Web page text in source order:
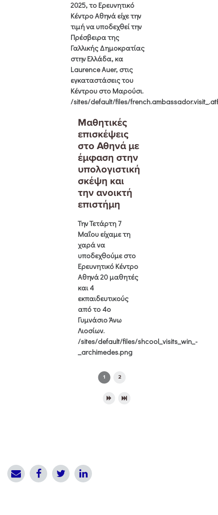
2025, το Ερευνητικό
Κέντρο Αθηνά είχε την
τιμή να υποδεχθεί την
Πρέσβειρα της
Γαλλικής Δημοκρατίας
στην Ελλάδα, κα
Laurence Auer, στις
εγκαταστάσεις του
Κέντρου στο Μαρούσι.
/sites/default/files/
Μαθητικές
επισκέψεις
στο Αθηνά με
έμφαση στην
υπολογιστική
σκέψη και
την ανοικτή
επιστήμη
ΤηνΤετάρτη 7
Μαΐου είχαμε τη
χαρά να
υποδεχθούμε στο
Ερευνητικό Κέντρο
Αθηνά20 μαθητές
και 4
εκπαιδευτικούς
από το 4ο
Γυμνάσιο Άνω
Λιοσίων.
/sites/default/files/shcool_visits_win_-
_archimedes.png
Pages
1 2